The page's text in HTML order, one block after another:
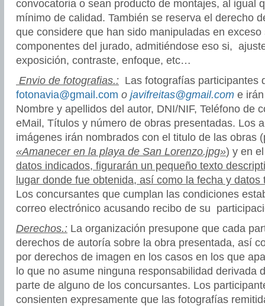
convocatoria o sean producto de montajes, al igual
mínimo de calidad. También se reserva el derecho
que considere que han sido manipuladas en
componentes del jurado, admitiéndose eso si,
exposición, contraste, enfoque, etc…
Envio de fotografias.: Las fotografías participantes
fotonavia@gmail.com o javifreitas@gmail.com e
Nombre y apellidos del autor, DNI/NIF, Teléfono de
eMail, Títulos y número de obras presentadas. Los
imágenes irán nombrados con el titulo de las obras
«Amanecer en la playa de San Lorenzo.jpg») y en
datos indicados, figurarán un pequeño texto
lugar donde fue obtenida, así como la fecha y
Los concursantes que cumplan las condiciones
correo electrónico acusando recibo de su
Derechos.: La organización presupone que cada
derechos de autoría sobre la obra presentada, así
por derechos de imagen en los casos en los que
lo que no asume ninguna responsabilidad derivada
parte de alguno de los concursantes. Los
consienten expresamente que las fotografías